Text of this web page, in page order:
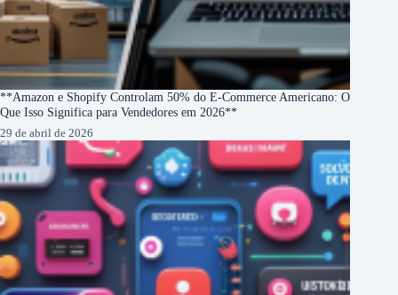
**Amazon e Shopify Controlam 50% do E-Commerce Americano: O
Que Isso Significa para Vendedores em 2026**
29 de abril de 2026